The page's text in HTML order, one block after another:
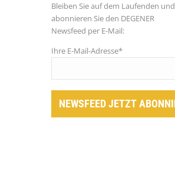
Bleiben Sie auf dem Laufenden und
abonnieren Sie den DEGENER
Newsfeed per E-Mail:
Ihre E-Mail-Adresse*